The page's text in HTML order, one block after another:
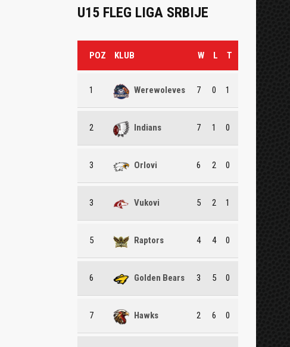
U15 FLEG LIGA SRBIJE
POZ KLUB W L T
1 Werewoleves 7 0 1
2 Indians 7 1 0
3 Orlovi 6 2 0
3 Vukovi 5 2 1
5 Raptors 4 4 0
6 Golden Bears 3 5 0
7 Hawks 2 6 0